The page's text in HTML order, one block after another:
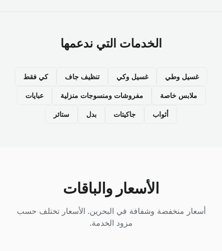
الخدمات التي ندعمها
غسيل وطي غسيل وكي تنظيف جاف كي فقط
ملابس خاصة مفروشات ومنسوجات منزلية عبايات
أثواب جاكيتات بدل ستائر
الأسعار والباقات
أسعار منخفضة وشفافة في البحرين. الأسعار تختلف حسب
مزود الخدمة.